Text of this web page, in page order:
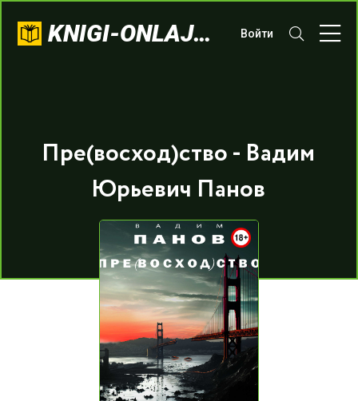
KNIGI-ONLAJN.COM Войти
Пре(восход)ство - Вадим
Юрьевич Панов